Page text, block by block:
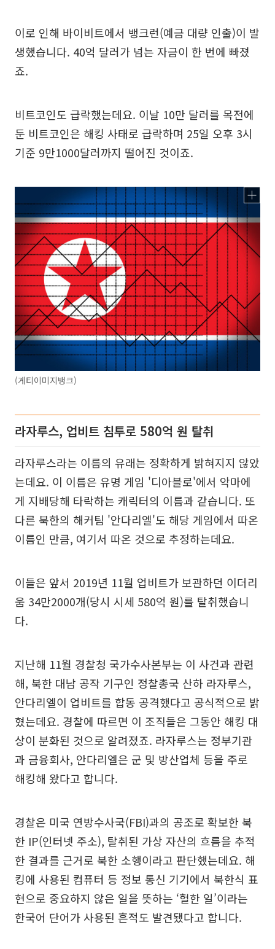
이로 인해 바이비트에서 뱅크런(예금 대량 인출)이 발
생했습니다. 40억 달러가 넘는 자금이 한 번에 빠졌
죠.
비트코인도 급락했는데요. 이날 10만 달러를 목전에
둔 비트코인은 해킹 사태로 급락하며 25일 오후 3시
기준 9만1000달러까지 떨어진 것이죠.
(게티이미지뱅크)
라자루스, 업비트 침투로 580억 원 탈취
라자루스라는 이름의 유래는 정확하게 밝혀지지 않았
는데요. 이 이름은 유명 게임 '디아블로'에서 악마에
게 지배당해 타락하는 캐릭터의 이름과 같습니다. 또
다른 북한의 해커팀 '안다리엘'도 해당 게임에서 따온
이름인 만큼, 여기서 따온 것으로 추정하는데요.
이들은 앞서 2019년 11월 업비트가 보관하던 이더리
움 34만2000개(당시 시세 580억 원)를 탈취했습니
다.
지난해 11월 경찰청 국가수사본부는 이 사건과 관련
해, 북한 대남 공작 기구인 정찰총국 산하 라자루스,
안다리엘이 업비트를 합동 공격했다고 공식적으로 밝
혔는데요. 경찰에 따르면 이 조직들은 그동안 해킹 대
상이 분화된 것으로 알려졌죠. 라자루스는 정부기관
과 금융회사, 안다리엘은 군 및 방산업체 등을 주로
해킹해 왔다고 합니다.
경찰은 미국 연방수사국(FBI)과의 공조로 확보한 북
한 IP(인터넷 주소), 탈취된 가상 자산의 흐름을 추적
한 결과를 근거로 북한 소행이라고 판단했는데요. 해
킹에 사용된 컴퓨터 등 정보 통신 기기에서 북한식 표
현으로 중요하지 않은 일을 뜻하는 ‘헐한 일’이라는
한국어 단어가 사용된 흔적도 발견됐다고 합니다.